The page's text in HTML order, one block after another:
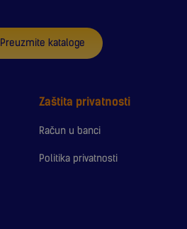
Zaštita privatnosti
Račun u banci
Politika privatnosti
Preuzmite kataloge